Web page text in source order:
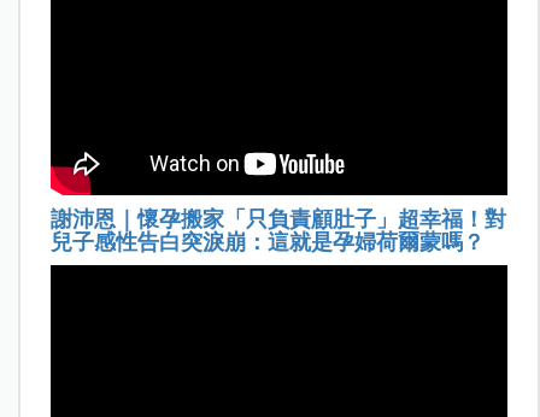
謝沛恩｜懷孕搬家「只負責顧肚子」超幸福！對
兒子感性告白突淚崩：這就是孕婦荷爾蒙嗎？